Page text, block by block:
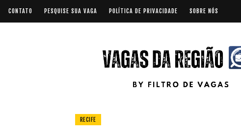
CONTATO PESQUISE SUA VAGA POLÍTICA DE PRIVACIDADE SOBRE NÓS
RECIFE